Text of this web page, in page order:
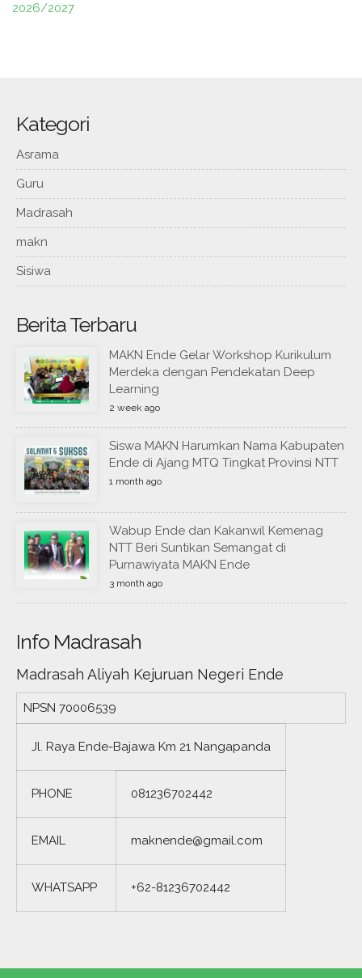
2026/2027
Kategori
Asrama
Guru
Madrasah
makn
Sisiwa
Berita Terbaru
MAKN Ende Gelar Workshop Kurikulum
Merdeka dengan Pendekatan Deep
Learning
2 week ago
Siswa MAKN Harumkan Nama Kabupaten
Ende di Ajang MTQ Tingkat Provinsi NTT
1 month ago
Wabup Ende dan Kakanwil Kemenag
NTT Beri Suntikan Semangat di
Purnawiyata MAKN Ende
3 month ago
Info Madrasah
Madrasah Aliyah Kejuruan Negeri Ende
NPSN 70006539
Jl. Raya Ende-Bajawa Km 21 Nangapanda
PHONE 081236702442
EMAIL maknende@gmail.com
WHATSAPP +62-81236702442